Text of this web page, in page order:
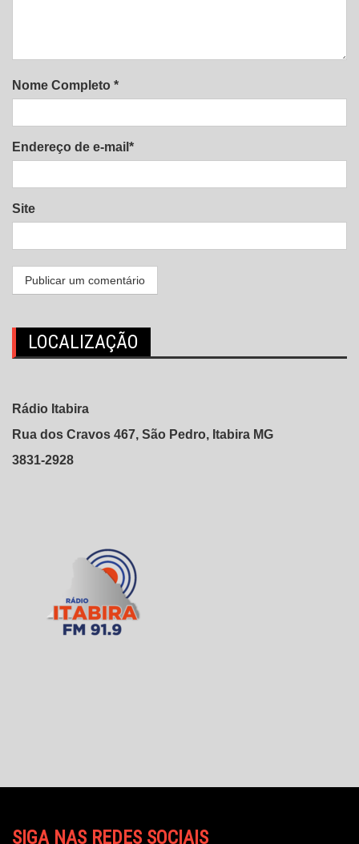
Nome Completo *
Endereço de e-mail*
Site
LOCALIZAÇÃO
Rádio Itabira
Rua dos Cravos 467, São Pedro, Itabira MG
3831-2928
SIGA NAS REDES SOCIAIS